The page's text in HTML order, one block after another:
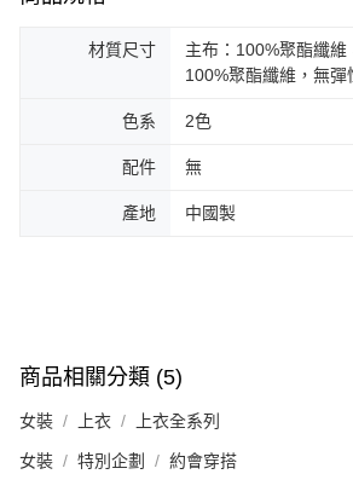
材質尺寸
主布：100%聚酯纖維
100%聚酯纖維，無彈
色系 2色
配件 無
產地 中國製
商品相關分類 (5)
女裝 上衣 上衣全系列
女裝 特別企劃 約會穿搭